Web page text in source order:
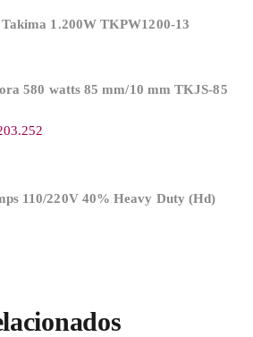
1.200W TKPW1200-13
580 watts 85 mm/10 mm TKJS-85
110/220V 40% Heavy Duty (Hd)